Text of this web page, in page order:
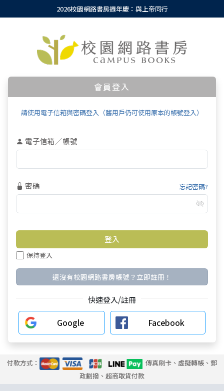
2026校園網路書房週年慶：與上帝同行
會員登入
請使用電子信箱與密碼登入（舊用戶仍可使用原本的帳號登入）
電子信箱／帳號
密碼 忘記密碼?
保持登入
還沒有校園網路書房帳號？立即註冊！
快速登入/註冊
Google Facebook
付款方式：
傳真刷卡、虛擬轉帳、郵
政劃撥、超商取貨付款